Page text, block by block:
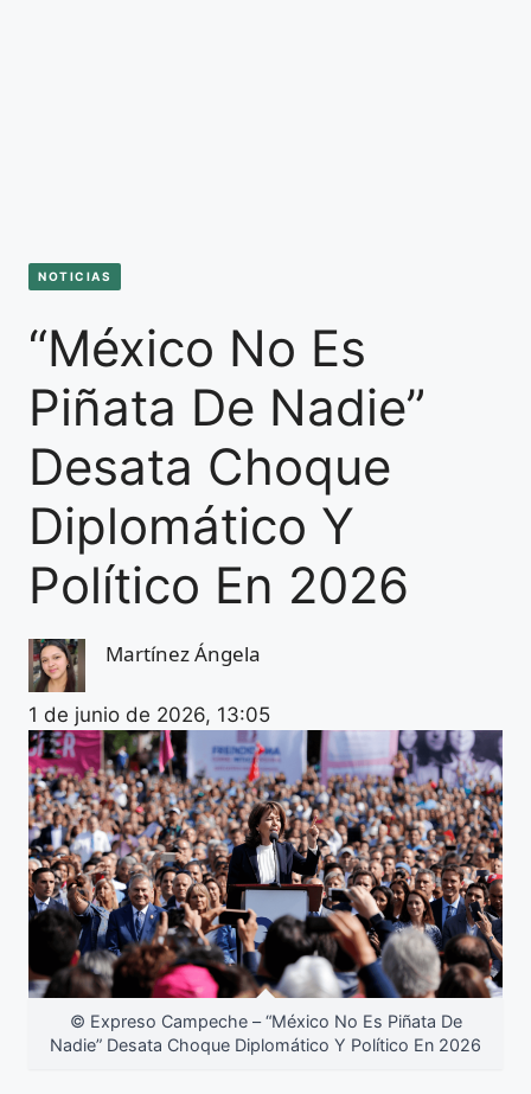
NOTICIAS
“México No Es
Piñata De Nadie”
Desata Choque
Diplomático Y
Político En 2026
Martínez Ángela
1 de junio de 2026, 13:05
© Expreso Campeche – “México No Es Piñata De
Nadie” Desata Choque Diplomático Y Político En 2026